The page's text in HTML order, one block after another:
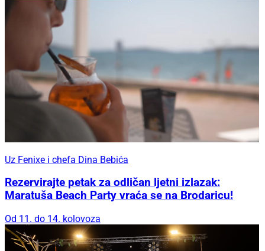
Uz Fenixe i chefa Dina Bebića
Rezervirajte petak za odličan ljetni izlazak:
Maratuša Beach Party vraća se na Brodaricu!
Od 11. do 14. kolovoza